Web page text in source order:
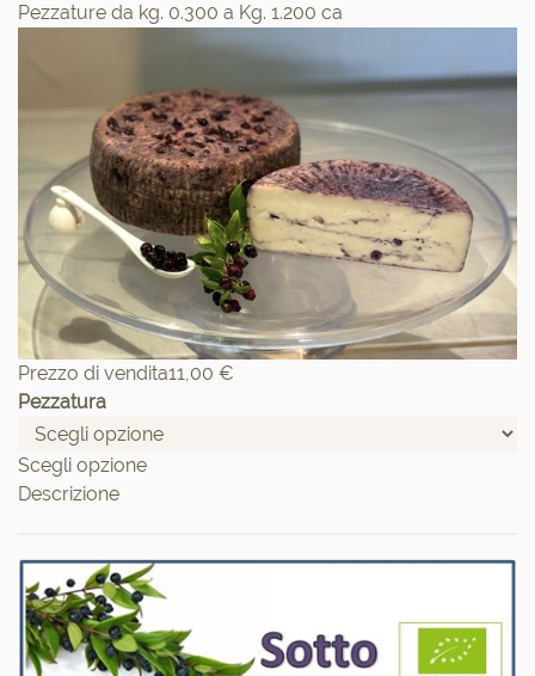
Pezzature da kg. 0.300 a Kg. 1.200 ca
Prezzo di vendita11,00 €
Pezzatura
Scegli opzione
Descrizione